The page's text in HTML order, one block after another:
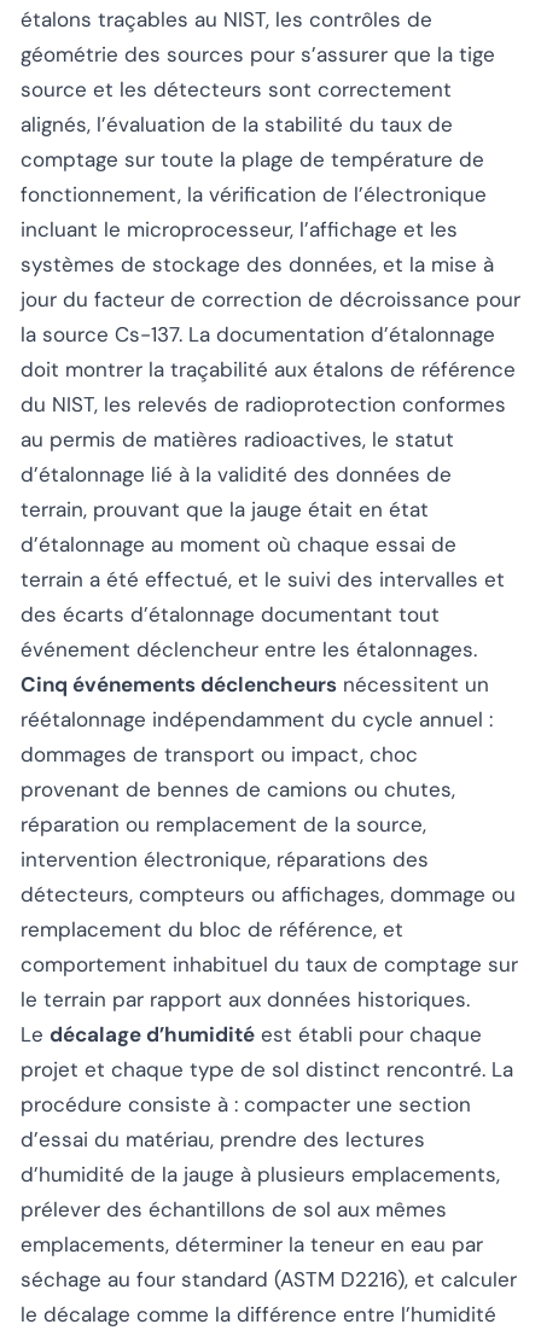
étalons traçables au NIST, les contrôles de
géométrie des sources pour s’assurer que la tige
source et les détecteurs sont correctement
alignés, l’évaluation de la stabilité du taux de
comptage sur toute la plage de température de
fonctionnement, la vérification de l’électronique
incluant le microprocesseur, l’affichage et les
systèmes de stockage des données, et la mise à
jour du facteur de correction de décroissance pour
la source Cs-137. La documentation d’étalonnage
doit montrer la traçabilité aux étalons de référence
du NIST, les relevés de radioprotection conformes
au permis de matières radioactives, le statut
d’étalonnage lié à la validité des données de
terrain, prouvant que la jauge était en état
d’étalonnage au moment où chaque essai de
terrain a été effectué, et le suivi des intervalles et
des écarts d’étalonnage documentant tout
événement déclencheur entre les étalonnages.
Cinq événements déclencheurs nécessitent un
réétalonnage indépendamment du cycle annuel :
dommages de transport ou impact, choc
provenant de bennes de camions ou chutes,
réparation ou remplacement de la source,
intervention électronique, réparations des
détecteurs, compteurs ou affichages, dommage ou
remplacement du bloc de référence, et
comportement inhabituel du taux de comptage sur
le terrain par rapport aux données historiques.
Le décalage d’humidité est établi pour chaque
projet et chaque type de sol distinct rencontré. La
procédure consiste à : compacter une section
d’essai du matériau, prendre des lectures
d’humidité de la jauge à plusieurs emplacements,
prélever des échantillons de sol aux mêmes
emplacements, déterminer la teneur en eau par
séchage au four standard (ASTM D2216), et calculer
le décalage comme la différence entre l’humidité